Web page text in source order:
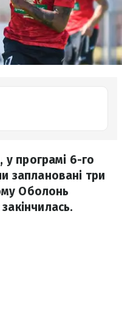
у програмі 6-го
заплановані три
Оболонь